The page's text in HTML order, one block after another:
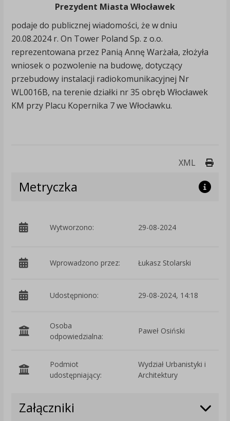
Prezydent Miasta Włocławek
podaje do publicznej wiadomości, że w dniu
20.08.2024 r. On Tower Poland Sp. z o.o.
reprezentowana przez Panią Annę Warżała, złożyła
wniosek o pozwolenie na budowę, dotyczący
przebudowy instalacji radiokomunikacyjnej Nr
WL0016B, na terenie działki nr 35 obręb Włocławek
KM przy Placu Kopernika 7 we Włocławku.
XML
Metryczka
Wytworzono: 29-08-2024
Wprowadzono przez: Łukasz Stolarski
Udostępniono: 29-08-2024, 14:18
Osoba
odpowiedzialna:
Paweł Osiński
Podmiot
udostępniający:
Wydział Urbanistyki i
Architektury
Załączniki